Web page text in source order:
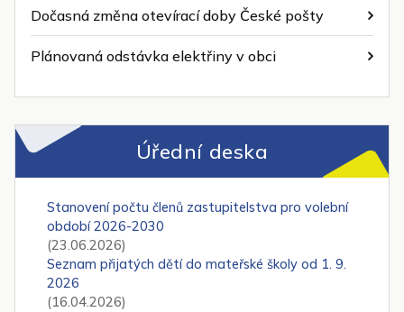
Dočasná změna otevírací doby České pošty
Plánovaná odstávka elektřiny v obci
Úřední deska
Stanovení počtu členů zastupitelstva pro volební
období 2026-2030
(23.06.2026)
Seznam přijatých dětí do mateřské školy od 1. 9.
2026
(16.04.2026)